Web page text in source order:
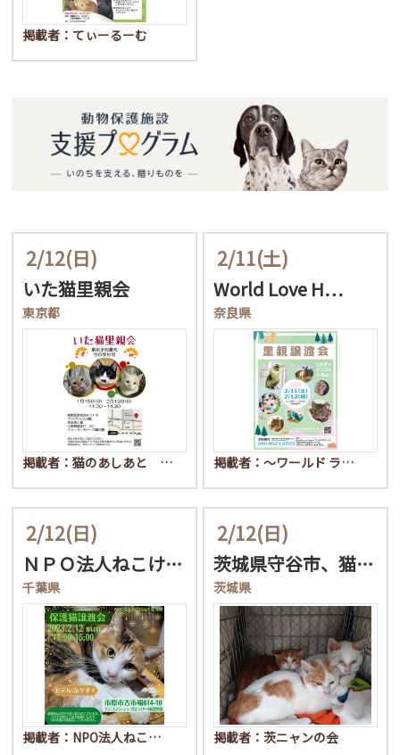
掲載者：てぃーるーむ
2/12(日)
いた猫里親会
東京都
掲載者：猫のあしあと …
2/11(土)
World Love H…
奈良県
掲載者：〜ワールド ラ…
2/12(日)
ＮＰＯ法人ねこけん千葉支…
千葉県
掲載者：NPO法人ねこ…
2/12(日)
茨城県守谷市、猫の里親会
茨城県
掲載者：茨ニャンの会